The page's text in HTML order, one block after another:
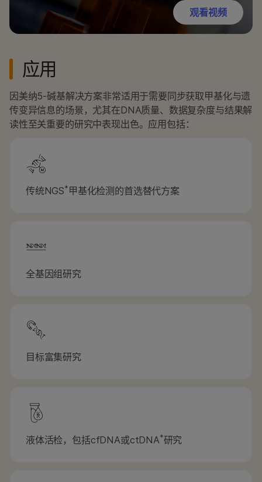
观看视频
应用
因美纳5-碱基解决方案非常适用于需要同步获取甲基化与遗
传变异信息的场景，尤其在DNA质量、数据复杂度与结果解
读性至关重要的研究中表现出色。应用包括：
传统NGS* 甲基化检测的首选替代方案
全基因组研究
目标富集研究
液体活检，包括cfDNA或ctDNA*研究